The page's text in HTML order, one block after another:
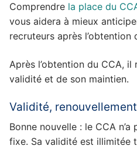
Comprendre la place du
vous aidera à mieux
recruteurs après
Après l’obtention du CCA,
validité et de son maintien.
Validité,
Bonne nouvelle : le CCA
fixe. Sa validité est illimitée